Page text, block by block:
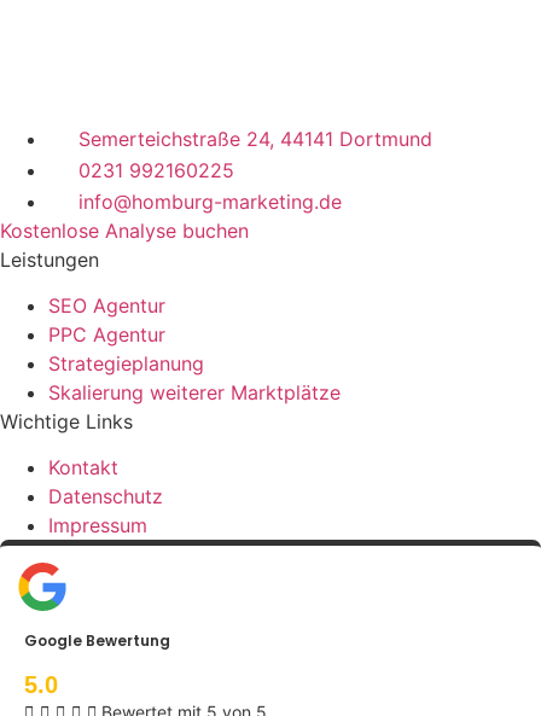
Semerteichstraße 24, 44141 Dortmund
0231 992160225
info@homburg-marketing.de
Kostenlose Analyse buchen
Leistungen
SEO Agentur
PPC Agentur
Strategieplanung
Skalierung weiterer Marktplätze
Wichtige Links
Kontakt
Datenschutz
Impressum
Google Bewertung
5.0
     Bewertet mit 5 von 5